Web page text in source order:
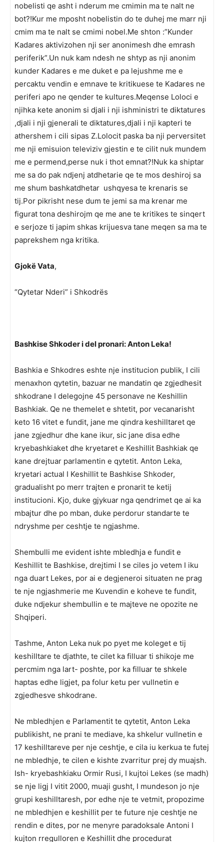
nobelisti qe asht i nderum me cmimin ma te nalt ne
bot?!Kur me mposht nobelistin do te duhej me marr nji
cmim ma te nalt se cmimi nobel.Me shton :”Kunder
Kadares aktivizohen nji ser anonimesh dhe emrash
periferik”.Un nuk kam ndesh ne shtyp as nji anonim
kunder Kadares e me duket e pa lejushme me e
percaktu vendin e emnave te kritikuese te Kadares ne
periferi apo ne qender te kultures.Meqense Loloci e
njihka kete anonim si djali i nji ishministri te diktatures
,djali i nji gjenerali te diktatures,djali i nji kapteri te
athershem i cili sipas Z.Lolocit paska ba nji perversitet
me nji emisuion televiziv gjestin e te cilit nuk mundem
me e permend,perse nuk i thot emnat?!Nuk ka shiptar
me sa do pak ndjenj atdhetarie qe te mos deshiroj sa
me shum bashkatdhetar ushqyesa te krenaris se
tij.Por pikrisht nese dum te jemi sa ma krenar me
figurat tona deshirojm qe me ane te kritikes te sinqert
e serjoze ti japim shkas krijuesva tane meqen sa ma te
paprekshem nga kritika.
Gjokë Vata,
“Qytetar Nderi” i Shkodrës
Bashkise Shkoder i del pronari: Anton Leka!
Bashkia e Shkodres eshte nje institucion publik, I cili
menaxhon qytetin, bazuar ne mandatin qe zgjedhesit
shkodrane I delegojne 45 personave ne Keshillin
Bashkiak. Qe ne themelet e shtetit, por vecanarisht
keto 16 vitet e fundit, jane me qindra keshilltaret qe
jane zgjedhur dhe kane ikur, sic jane disa edhe
kryebashkiaket dhe kryetaret e Keshillit Bashkiak qe
kane drejtuar parlamentin e qytetit. Anton Leka,
kryetari actual I Keshillit te Bashkise Shkoder,
gradualisht po merr trajten e pronarit te ketij
institucioni. Kjo, duke gjykuar nga qendrimet qe ai ka
mbajtur dhe po mban, duke perdorur standarte te
ndryshme per ceshtje te ngjashme.
Shembulli me evident ishte mbledhja e fundit e
Keshillit te Bashkise, drejtimi I se ciles jo vetem I iku
nga duart Lekes, por ai e degjeneroi situaten ne prag
te nje ngjashmerie me Kuvendin e koheve te fundit,
duke ndjekur shembullin e te majteve ne opozite ne
Shqiperi.
Tashme, Anton Leka nuk po pyet me koleget e tij
keshilltare te djathte, te cilet ka filluar ti shikoje me
percmim nga lart- poshte, por ka filluar te shkele
haptas edhe ligjet, pa folur ketu per vullnetin e
zgjedhesve shkodrane.
Ne mbledhjen e Parlamentit te qytetit, Anton Leka
publikisht, ne prani te mediave, ka shkelur vullnetin e
17 keshilltareve per nje ceshtje, e cila iu kerkua te futej
ne mbledhje, te cilen e kishte zvarritur prej dy muajsh.
Ish- kryebashkiaku Ormir Rusi, I kujtoi Lekes (se madh)
se nje ligj I vitit 2000, muaji gusht, I mundeson jo nje
grupi keshilltaresh, por edhe nje te vetmit, propozime
ne mbledhjen e keshillit per te future nje ceshtje ne
rendin e dites, por ne menyre paradoksale Antoni I
kujton rregulloren e Keshillit dhe procedurat